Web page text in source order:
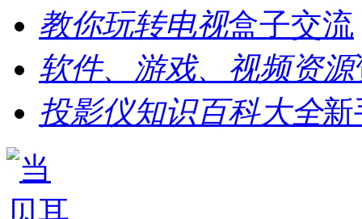
教你玩转电视盒子交流
软件、游戏、视频资源
投影仪知识百科大全新